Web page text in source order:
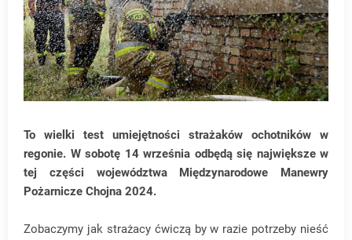
To wielki test umiejętności strażaków ochotników w
regonie. W sobotę 14 września odbędą się największe w
tej części województwa Międzynarodowe Manewry
Pożarnicze Chojna 2024.
Zobaczymy jak strażacy ćwiczą by w razie potrzeby nieść